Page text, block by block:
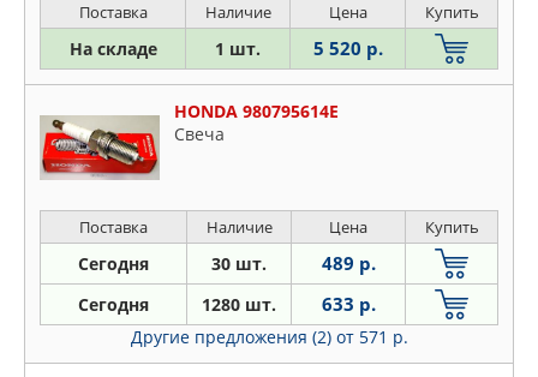
Поставка Наличие Цена Купить
На складе 1 шт. 5 520 р.
HONDA 980795614E
Свеча
Поставка Наличие Цена Купить
Сегодня 30 шт. 489 р.
Сегодня 1280 шт. 633 р.
Другие предложения (2) от 571 р.